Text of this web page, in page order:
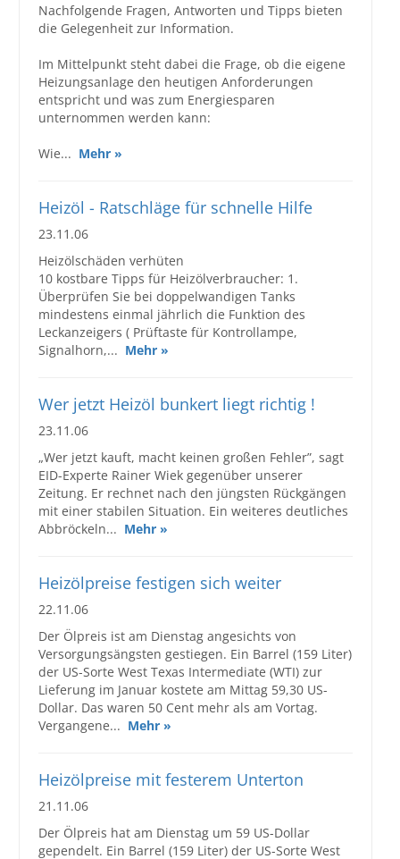
Nachfolgende Fragen, Antworten und Tipps bieten
die Gelegenheit zur Information.
Im Mittelpunkt steht dabei die Frage, ob die eigene
Heizungsanlage den heutigen Anforderungen
entspricht und was zum Energiesparen
unternommen werden kann:
Wie... Mehr »
Heizöl - Ratschläge für schnelle Hilfe
23.11.06
Heizölschäden verhüten
10 kostbare Tipps für Heizölverbraucher: 1.
Überprüfen Sie bei doppelwandigen Tanks
mindestens einmal jährlich die Funktion des
Leckanzeigers ( Prüftaste für Kontrollampe,
Signalhorn,... Mehr »
Wer jetzt Heizöl bunkert liegt richtig !
23.11.06
„Wer jetzt kauft, macht keinen großen Fehler”, sagt
EID-Experte Rainer Wiek gegenüber unserer
Zeitung. Er rechnet nach den jüngsten Rückgängen
mit einer stabilen Situation. Ein weiteres deutliches
Abbröckeln... Mehr »
Heizölpreise festigen sich weiter
22.11.06
Der Ölpreis ist am Dienstag angesichts von
Versorgungsängsten gestiegen. Ein Barrel (159 Liter)
der US-Sorte West Texas Intermediate (WTI) zur
Lieferung im Januar kostete am Mittag 59,30 US-
Dollar. Das waren 50 Cent mehr als am Vortag.
Vergangene... Mehr »
Heizölpreise mit festerem Unterton
21.11.06
Der Ölpreis hat am Dienstag um 59 US-Dollar
gependelt. Ein Barrel (159 Liter) der US-Sorte West